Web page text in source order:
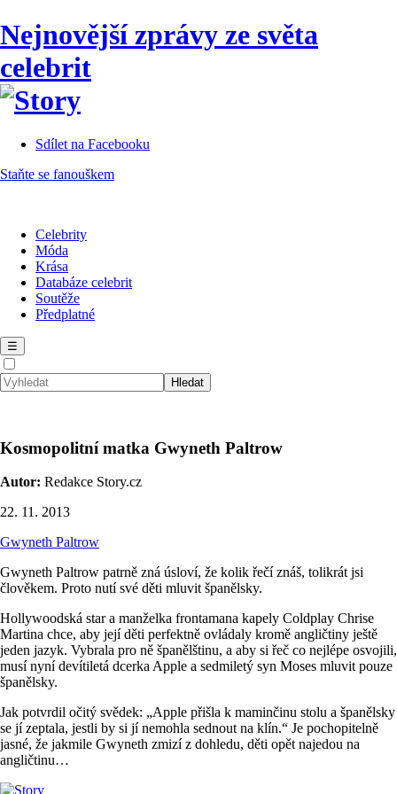
Nejnovější zprávy ze světa
celebrit
Sdílet na Facebooku
Staňte se fanouškem
Celebrity
Móda
Krása
Databáze celebrit
Soutěže
Předplatné
☰
Kosmopolitní matka Gwyneth Paltrow
Autor: Redakce Story.cz
22. 11. 2013
Gwyneth Paltrow
Gwyneth Paltrow patrně zná úsloví, že kolik řečí znáš, tolikrát jsi
člověkem. Proto nutí své děti mluvit španělsky.
Hollywoodská star a manželka frontamana kapely Coldplay Chrise
Martina chce, aby její děti perfektně ovládaly kromě angličtiny ještě
jeden jazyk. Vybrala pro ně španělštinu, a aby si řeč co nejlépe osvojili,
musí nyní devítiletá dcerka Apple a sedmiletý syn Moses mluvit pouze
španělsky.
Jak potvrdil očitý svědek: „Apple přišla k maminčinu stolu a španělsky
se jí zeptala, jestli by si jí nemohla sednout na klín.“ Je pochopitelně
jasné, že jakmile Gwyneth zmizí z dohledu, děti opět najedou na
angličtinu…